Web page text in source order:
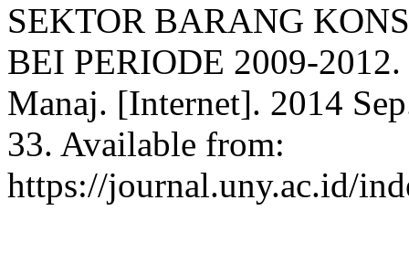
SEKTOR BARANG
BEI PERIODE 2009-
Manaj. [Internet]. 2014
33. Available from:
https://journal.uny.ac.id/